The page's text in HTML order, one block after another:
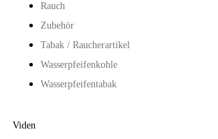
Rauch
Zubehör
Tabak / Raucherartikel
Wasserpfeifenkohle
Wasserpfeifentabak
Viden